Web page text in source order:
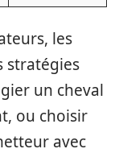
les
stratégies
un cheval
ou choisir
avec